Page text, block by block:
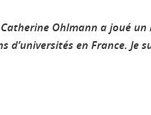
Ohlmann a joué
en France. Je